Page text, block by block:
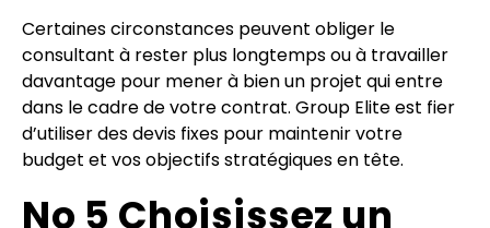
Certaines circonstances peuvent obliger le
consultant à rester plus longtemps ou à travailler
davantage pour mener à bien un projet qui entre
dans le cadre de votre contrat. Group Elite est fier
d’utiliser des devis fixes pour maintenir votre
budget et vos objectifs stratégiques en tête.
No 5 Choisissez un